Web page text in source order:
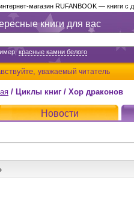
книги для вас
красные камни белого
уважаемый читатель
магазин RUFANBOOK — книги с
/ Циклы книг / Хор драконов
Новости